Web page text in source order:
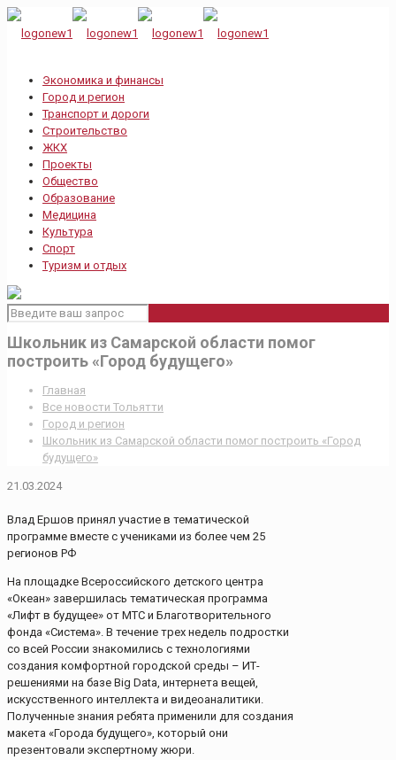
Экономика и финансы
Город и регион
Транспорт и дороги
Строительство
ЖКХ
Проекты
Общество
Образование
Медицина
Культура
Спорт
Туризм и отдых
Школьник из Самарской области помог
построить «Город будущего»
Главная
Все новости Тольятти
Город и регион
Школьник из Самарской области помог построить «Город
будущего»
21.03.2024
Влад Ершов принял участие в тематической
программе вместе с учениками из более чем 25
регионов РФ
На площадке Всероссийского детского центра
«Океан» завершилась тематическая программа
«Лифт в будущее» от МТС и Благотворительного
фонда «Система». В течение трех недель подростки
со всей России знакомились с технологиями
создания комфортной городской среды – ИТ-
решениями на базе Big Data, интернета вещей,
искусственного интеллекта и видеоаналитики.
Полученные знания ребята применили для создания
макета «Города будущего», который они
презентовали экспертному жюри.